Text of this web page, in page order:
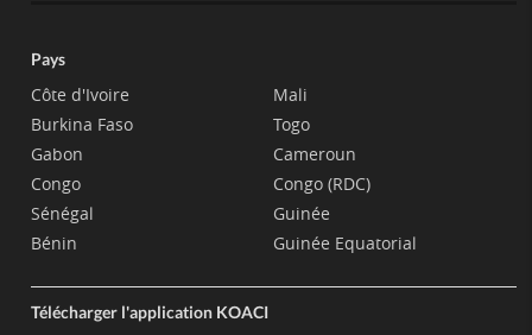
Pays
Côte d'Ivoire
Burkina Faso
Gabon
Congo
Sénégal
Bénin
Mali
Togo
Cameroun
Congo (RDC)
Guinée
Guinée Equatorial
Télécharger l'application KOACI